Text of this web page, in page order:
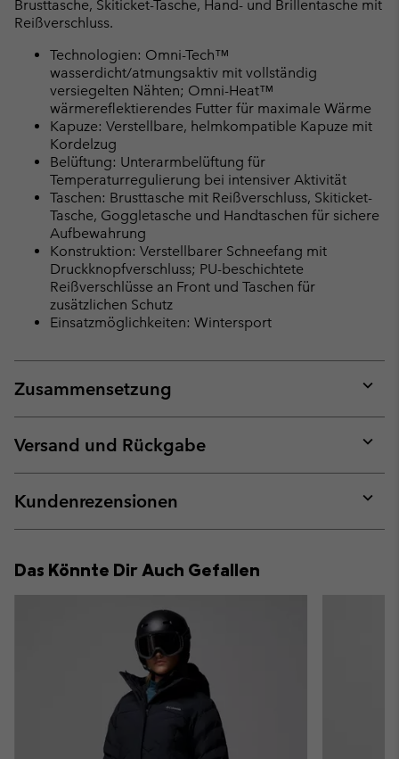
Brusttasche, Skiticket-Tasche, Hand- und Brillentasche mit
Reißverschluss.
Technologien: Omni-Tech™
wasserdicht/atmungsaktiv mit vollständig
versiegelten Nähten; Omni-Heat™
wärmereflektierendes Futter für maximale Wärme
Kapuze: Verstellbare, helmkompatible Kapuze mit
Kordelzug
Belüftung: Unterarmbelüftung für
Temperaturregulierung bei intensiver Aktivität
Taschen: Brusttasche mit Reißverschluss, Skiticket-
Tasche, Goggletasche und Handtaschen für sichere
Aufbewahrung
Konstruktion: Verstellbarer Schneefang mit
Druckknopfverschluss; PU-beschichtete
Reißverschlüsse an Front und Taschen für
zusätzlichen Schutz
Einsatzmöglichkeiten: Wintersport
Zusammensetzung
or
Versand und Rückgabe
or
Kundenrezensionen
or
Das Könnte Dir Auch Gefallen